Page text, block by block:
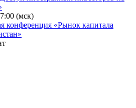
стандарт инвестиций в
(мск)
иностранных инвесторов на
конференция «Рынок капитала